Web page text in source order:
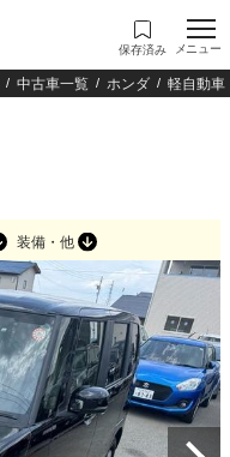
保存済み メニュー
中古車一覧 ホンダ 軽自動車
装備・他